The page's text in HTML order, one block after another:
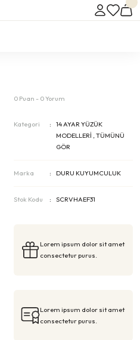
0 Puan - 0 Yorum
Kategori
14 AYAR YÜZÜK
MODELLERİ ,TÜMÜNÜ
GÖR
Marka DURU KUYUMCULUK
Stok Kodu SCRVHAEF31
Lorem ipsum dolor sit amet
consectetur purus.
Lorem ipsum dolor sit amet
consectetur purus.